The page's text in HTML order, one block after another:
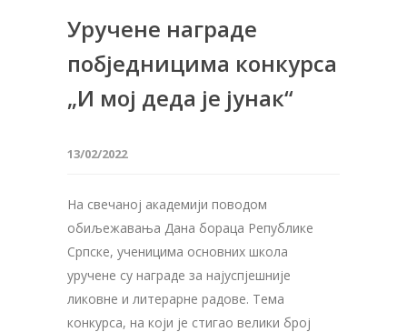
Уручене награде
побједницима конкурса
„И мој деда је јунак“
13/02/2022
На свечаној академији поводом
обиљежавања Дана бораца Републике
Српске, ученицима основних школа
уручене су награде за најуспјешније
ликовне и литерарне радове. Тема
конкурса, на који је стигао велики број